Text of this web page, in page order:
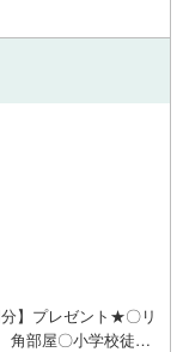
】プレゼント★〇リ
部屋〇小学校徒歩